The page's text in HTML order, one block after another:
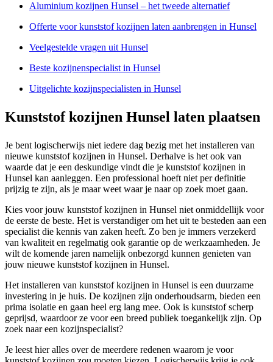
Aluminium kozijnen Hunsel – het tweede alternatief
Offerte voor kunststof kozijnen laten aanbrengen in Hunsel
Veelgestelde vragen uit Hunsel
Beste kozijnenspecialist in Hunsel
Uitgelichte kozijnspecialisten in Hunsel
Kunststof kozijnen Hunsel laten plaatsen
Je bent logischerwijs niet iedere dag bezig met het installeren van
nieuwe kunststof kozijnen in Hunsel. Derhalve is het ook van
waarde dat je een deskundige vindt die je kunststof kozijnen in
Hunsel kan aanleggen. Een professional hoeft niet per definitie
prijzig te zijn, als je maar weet waar je naar op zoek moet gaan.
Kies voor jouw kunststof kozijnen in Hunsel niet onmiddellijk voor
de eerste de beste. Het is verstandiger om het uit te besteden aan een
specialist die kennis van zaken heeft. Zo ben je immers verzekerd
van kwaliteit en regelmatig ook garantie op de werkzaamheden. Je
wilt de komende jaren namelijk onbezorgd kunnen genieten van
jouw nieuwe kunststof kozijnen in Hunsel.
Het installeren van kunststof kozijnen in Hunsel is een duurzame
investering in je huis. De kozijnen zijn onderhoudsarm, bieden een
prima isolatie en gaan heel erg lang mee. Ook is kunststof scherp
geprijsd, waardoor ze voor een breed publiek toegankelijk zijn. Op
zoek naar een kozijnspecialist?
Je leest hier alles over de meerdere redenen waarom je voor